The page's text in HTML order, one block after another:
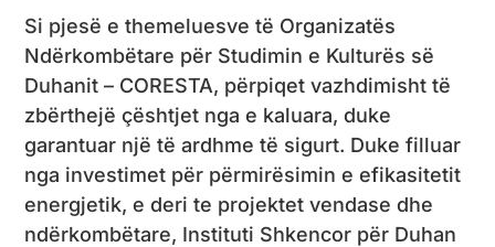
Si pjesë e themeluesve të Organizatës
Ndërkombëtare për Studimin e Kulturës së
Duhanit – CORESTA, përpiqet vazhdimisht të
zbërthejë çështjet nga e kaluara, duke
garantuar një të ardhme të sigurt. Duke filluar
nga investimet për përmirësimin e efikasitetit
energjetik, e deri te projektet vendase dhe
ndërkombëtare, Instituti Shkencor për Duhan